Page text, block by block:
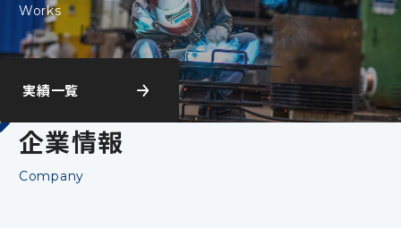
Works
実績一覧
企業情報
Company